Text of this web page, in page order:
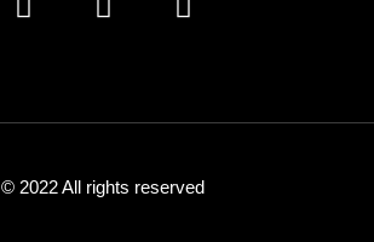
© 2022 All rights reserved